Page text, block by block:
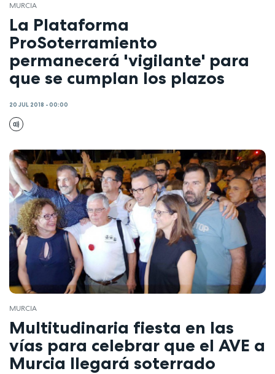
MURCIA
La Plataforma
ProSoterramiento
permanecerá 'vigilante' para
que se cumplan los plazos
20 JUL 2018 - 00:00
MURCIA
Multitudinaria fiesta en las
vías para celebrar que el AVE a
Murcia llegará soterrado